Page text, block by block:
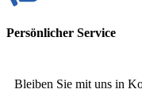
Persönlicher Service
Bleiben Sie mit uns in